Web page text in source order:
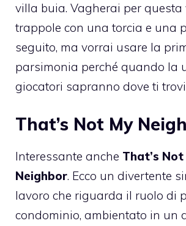
villa buia. Vagherai per
trappole con una torcia e una
seguito, ma vorrai usare la
parsimonia perché quando la
giocatori sapranno dove ti
That’s Not My
Interessante anche That’s Not
Neighbor. Ecco un divertente
lavoro che riguarda il ruolo di
condominio, ambientato in un